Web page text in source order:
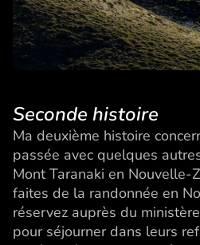
Seconde histoire
Ma deuxième histoire
passée avec quelques
Mont Taranaki en
faites de la randonnée en
réservez auprès du
pour séjourner dans leurs